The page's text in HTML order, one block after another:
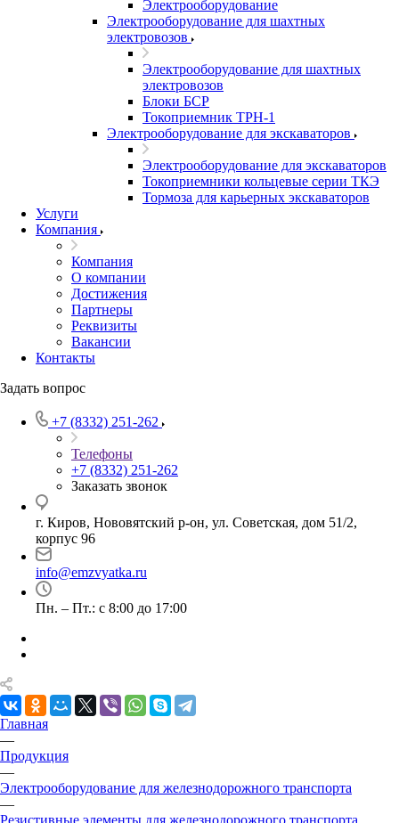
Электрооборудование
Электрооборудование для шахтных
электровозов
Электрооборудование для шахтных
электровозов
Блоки БСР
Токоприемник ТРН-1
Электрооборудование для экскаваторов
Электрооборудование для экскаваторов
Токоприемники кольцевые серии ТКЭ
Тормоза для карьерных экскаваторов
Услуги
Компания
Компания
О компании
Достижения
Партнеры
Реквизиты
Вакансии
Контакты
Задать вопрос
+7 (8332) 251-262
Телефоны
+7 (8332) 251-262
Заказать звонок
г. Киров, Нововятский р-он, ул. Советская, дом 51/2,
корпус 96
info@emzvyatka.ru
Пн. – Пт.: с 8:00 до 17:00
Главная
—
Продукция
—
Электрооборудование для железнодорожного транспорта
—
Резистивные элементы для железнодорожного транспорта